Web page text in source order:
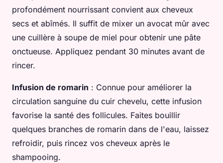
profondément nourrissant convient aux cheveux
secs et abîmés. Il suffit de mixer un avocat mûr avec
une cuillère à soupe de miel pour obtenir une pâte
onctueuse. Appliquez pendant 30 minutes avant de
rincer.
Infusion de romarin : Connue pour améliorer la
circulation sanguine du cuir chevelu, cette infusion
favorise la santé des follicules. Faites bouillir
quelques branches de romarin dans de l'eau, laissez
refroidir, puis rincez vos cheveux après le
shampooing.